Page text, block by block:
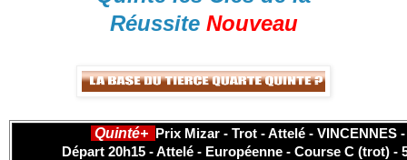
Réussite Nouveau
Quinté+ Prix Mizar - Trot - Attelé - VINCENNES -
Départ 20h15 - Attelé - Européenne - Course C (trot) -